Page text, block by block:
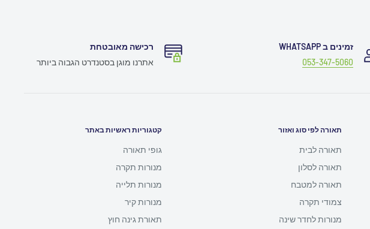
זמינים ב WHATSAPP
053-347-5060
רכישה מאובטחת
אתרנו מוגן בסטנדרט הגבוה ביותר
תאורה לפי סוג ואזור
תאורה לבית
תאורה לסלון
תאורה למטבח
צמודי תקרה
מנורות לחדר שינה
קטגוריות ראשיות באתר
גופי תאורה
מנורות תקרה
מנורות תלייה
מנורות קיר
תאורת גינה חוץ